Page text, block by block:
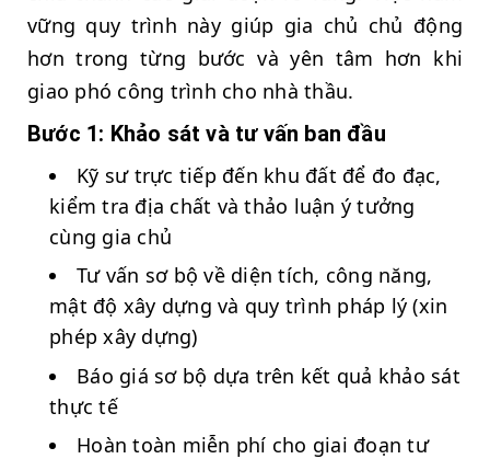
vững quy trình này giúp gia chủ chủ động
hơn trong từng bước và yên tâm hơn khi
giao phó công trình cho nhà thầu.
Bước 1: Khảo sát và tư vấn ban đầu
Kỹ sư trực tiếp đến khu đất để đo đạc,
kiểm tra địa chất và thảo luận ý tưởng
cùng gia chủ
Tư vấn sơ bộ về diện tích, công năng,
mật độ xây dựng và quy trình pháp lý (xin
phép xây dựng)
Báo giá sơ bộ dựa trên kết quả khảo sát
thực tế
Hoàn toàn miễn phí cho giai đoạn tư